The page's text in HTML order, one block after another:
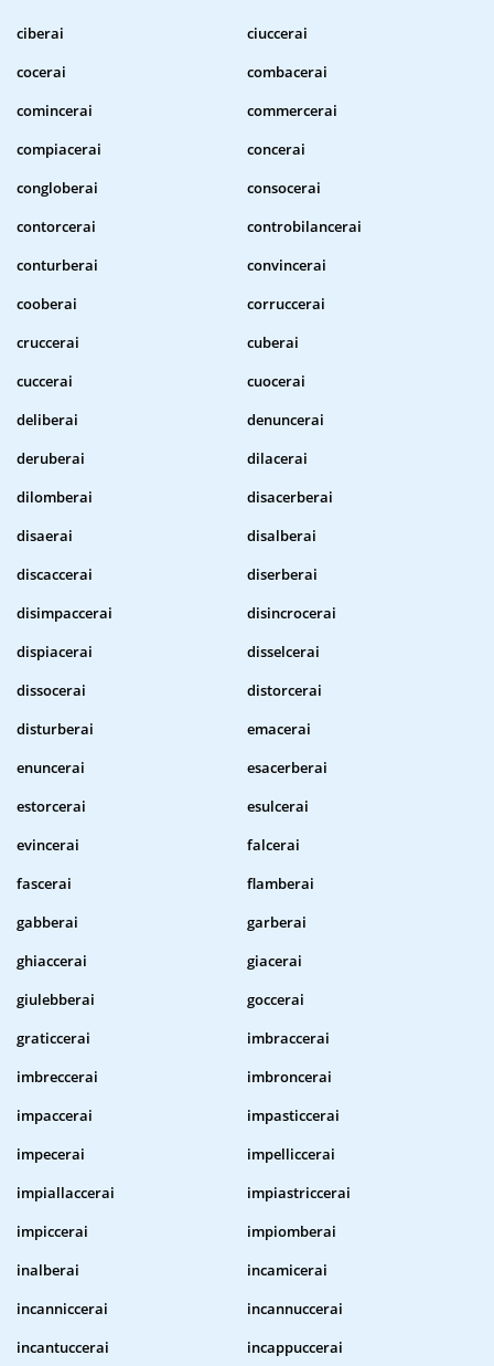
ciberai
ciuccerai
cocerai
combacerai
comincerai
commercerai
compiacerai
concerai
congloberai
consocerai
contorcerai
controbilancerai
conturberai
convincerai
cooberai
corruccerai
cruccerai
cuberai
cuccerai
cuocerai
deliberai
denuncerai
deruberai
dilacerai
dilomberai
disacerberai
disaerai
disalberai
discaccerai
diserberai
disimpaccerai
disincrocerai
dispiacerai
disselcerai
dissocerai
distorcerai
disturberai
emacerai
enuncerai
esacerberai
estorcerai
esulcerai
evincerai
falcerai
fascerai
flamberai
gabberai
garberai
ghiaccerai
giacerai
giulebberai
goccerai
graticcerai
imbraccerai
imbreccerai
imbroncerai
impaccerai
impasticcerai
impecerai
impelliccerai
impiallaccerai
impiastriccerai
impiccerai
impiomberai
inalberai
incamicerai
incanniccerai
incannuccerai
incantuccerai
incappuccerai